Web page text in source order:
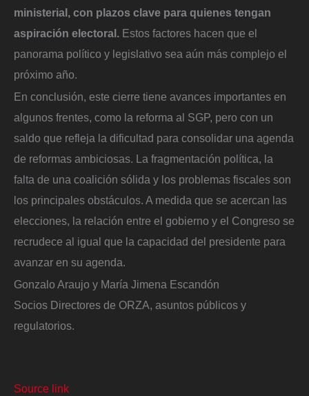
ministerial, con plazos clave para quienes tengan
aspiración electoral. Estos factores hacen que el
panorama político y legislativo sea aún más complejo el
próximo año.
En conclusión, este cierre tiene avances importantes en
algunos frentes, como la reforma al SGP, pero con un
saldo que refleja la dificultad para consolidar una agenda
de reformas ambiciosas. La fragmentación política, la
falta de una coalición sólida y los problemas fiscales son
los principales obstáculos. A medida que se acercan las
elecciones, la relación entre el gobierno y el Congreso se
recrudece al igual que la capacidad del presidente para
avanzar en su agenda.
Gonzalo Araujo y María Jimena Escandón
Socios Directores de ORZA, asuntos públicos y
regulatorios.
Source link